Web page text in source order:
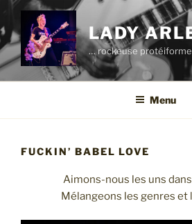
Aller
au
contenu
principal
LADY
… rockeuse
Menu
FUCKIN’ BABEL LOVE
Aimons-nous les uns
Mélangeons les genres et